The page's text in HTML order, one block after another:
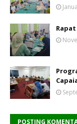
POSTING